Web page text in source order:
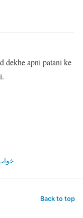
dekhe apni patani ke
Back to top